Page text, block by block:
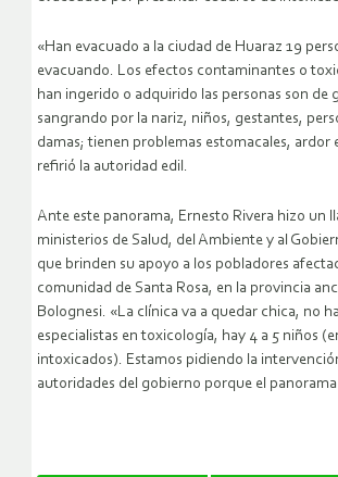
«Han evacuado a la ciudad de Huaraz 19
evacuando. Los efectos contaminantes o
han ingerido o adquirido las personas son de
sangrando por la nariz, niños, gestantes,
damas; tienen problemas estomacales, ardor
refirió la autoridad edil.
Ante este panorama, Ernesto Rivera hizo un
ministerios de Salud, del Ambiente y al
que brinden su apoyo a los pobladores
comunidad de Santa Rosa, en la provincia
Bolognesi. «La clínica va a quedar chica, no
especialistas en toxicología, hay 4 a 5 niños
intoxicados). Estamos pidiendo la
autoridades del gobierno porque el panorama